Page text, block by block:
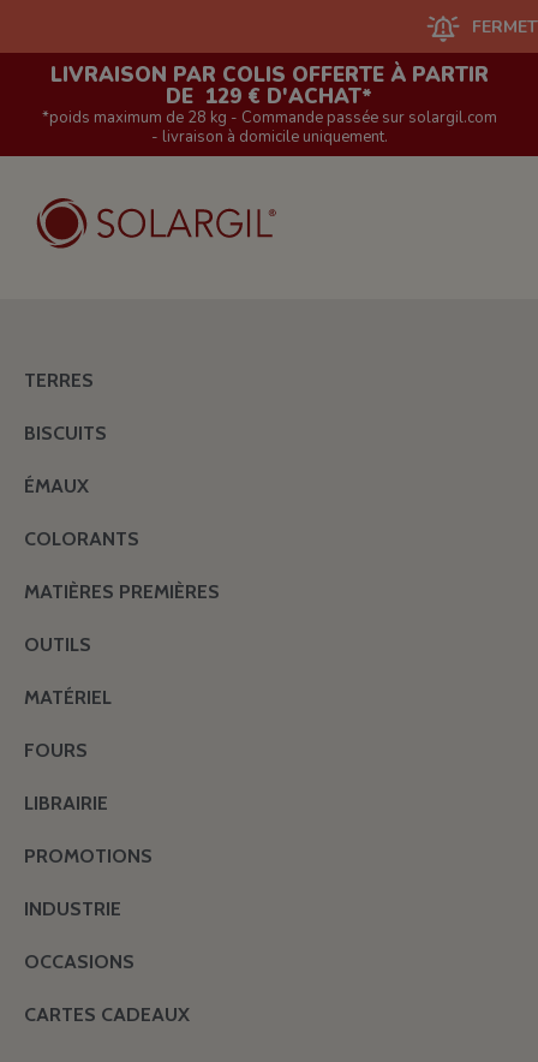
LIVRAISON PAR COLIS OFFERTE À PARTIR
DE 129 € D'ACHAT*
*poids maximum de 28 kg - Commande passée sur solargil.com
- livraison à domicile uniquement.
TERRES
BISCUITS
ÉMAUX
COLORANTS
MATIÈRES PREMIÈRES
OUTILS
MATÉRIEL
FOURS
LIBRAIRIE
PROMOTIONS
INDUSTRIE
OCCASIONS
CARTES CADEAUX